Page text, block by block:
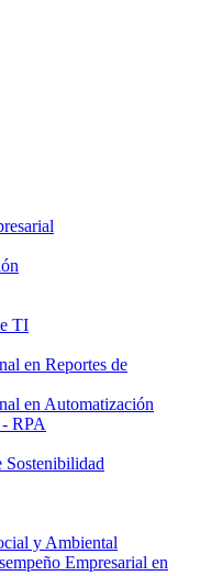
TI
en Reportes de
en Automatización
RPA
Sostenibilidad
y Ambiental
Empresarial en